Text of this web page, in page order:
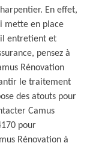
En effet,
mette en place
il entretient et
pensez à
Rénovation
le traitement
des atouts pour
Camus
pour
Rénovation à